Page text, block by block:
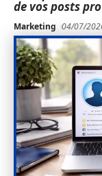
de vos posts pro
Marketing 04/07/